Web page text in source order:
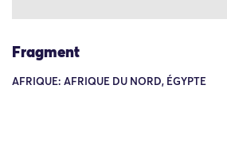
Fragment
AFRIQUE: AFRIQUE DU NORD, ÉGYPTE